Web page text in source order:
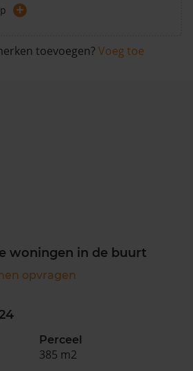
+
toevoegen? Voeg toe
woningen in de buurt
opvragen
Perceel
385 m2